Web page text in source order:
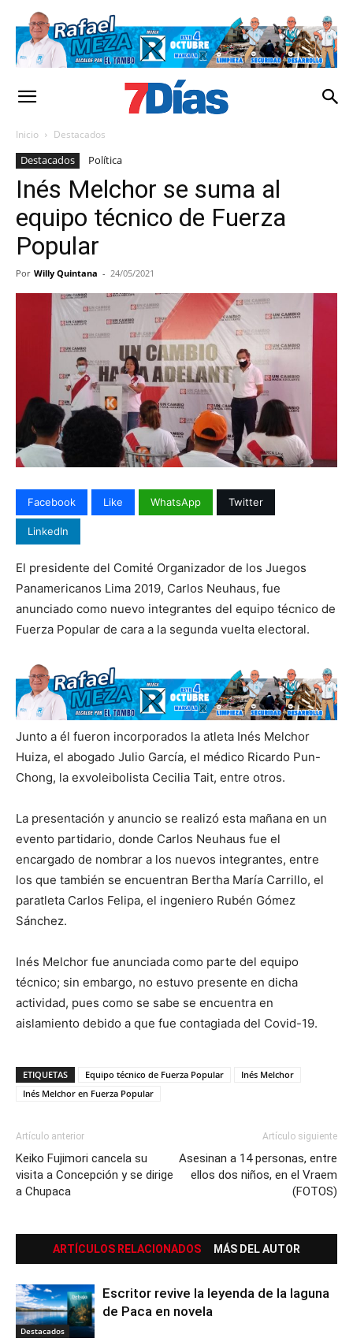
Inicio Destacados
Destacados Política
Inés Melchor se suma al
equipo técnico de Fuerza
Popular
Por Willy Quintana - 24/05/2021
Facebook Like WhatsApp Twitter
LinkedIn
El presidente del Comité Organizador de los Juegos
Panamericanos Lima 2019, Carlos Neuhaus, fue
anunciado como nuevo integrantes del equipo técnico de
Fuerza Popular de cara a la segunda vuelta electoral.
Junto a él fueron incorporados la atleta Inés Melchor
Huiza, el abogado Julio García, el médico Ricardo Pun-
Chong, la exvoleibolista Cecilia Tait, entre otros.
La presentación y anuncio se realizó esta mañana en un
evento partidario, donde Carlos Neuhaus fue el
encargado de nombrar a los nuevos integrantes, entre
los que también se encuentran Bertha María Carrillo, el
paratleta Carlos Felipa, el ingeniero Rubén Gómez
Sánchez.
Inés Melchor fue anunciada como parte del equipo
técnico; sin embargo, no estuvo presente en dicha
actividad, pues como se sabe se encuentra en
aislamiento debido a que fue contagiada del Covid-19.
ETIQUETAS Equipo técnico de Fuerza Popular
Inés Melchor
Inés Melchor en Fuerza Popular
Artículo anterior
Keiko Fujimori cancela su
visita a Concepción y se dirige
a Chupaca
Artículo siguiente
Asesinan a 14 personas, entre
ellos dos niños, en el Vraem
(FOTOS)
ARTÍCULOS RELACIONADOS MÁS DEL AUTOR
Destacados
Escritor revive la leyenda de la laguna
de Paca en novela